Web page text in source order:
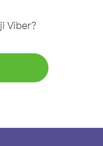
Viber?